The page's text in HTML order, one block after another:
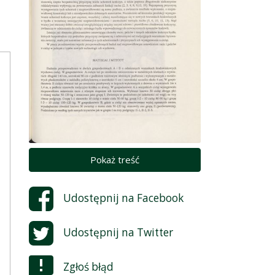
Pokaż treść
Udostępnij na Facebook
Udostępnij na Twitter
Zgłoś błąd